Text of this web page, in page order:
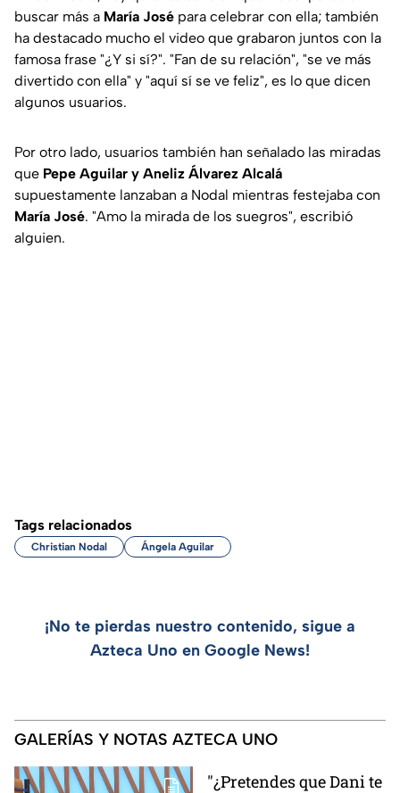
buscar más a María José para celebrar con ella; también
ha destacado mucho el video que grabaron juntos con la
famosa frase "¿Y si sí?". "Fan de su relación", "se ve más
divertido con ella" y "aquí sí se ve feliz", es lo que dicen
algunos usuarios.
Por otro lado, usuarios también han señalado las miradas
que Pepe Aguilar y Aneliz Álvarez Alcalá
supuestamente lanzaban a Nodal mientras festejaba con
María José. "Amo la mirada de los suegros", escribió
alguien.
Tags relacionados
Christian Nodal Ángela Aguilar
¡No te pierdas nuestro contenido, sigue a
Azteca Uno en Google News!
GALERÍAS Y NOTAS AZTECA UNO
"¿Pretendes que Dani te